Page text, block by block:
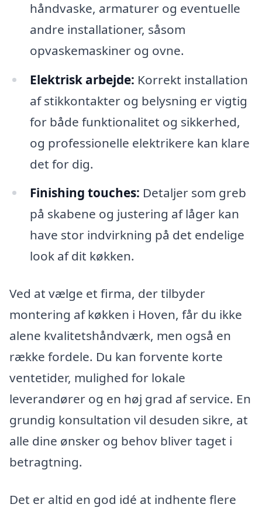
håndvaske, armaturer og eventuelle
andre installationer, såsom
opvaskemaskiner og ovne.
Elektrisk arbejde: Korrekt installation
af stikkontakter og belysning er vigtig
for både funktionalitet og sikkerhed,
og professionelle elektrikere kan klare
det for dig.
Finishing touches: Detaljer som greb
på skabene og justering af låger kan
have stor indvirkning på det endelige
look af dit køkken.
Ved at vælge et firma, der tilbyder
montering af køkken i Hoven, får du ikke
alene kvalitetshåndværk, men også en
række fordele. Du kan forvente korte
ventetider, mulighed for lokale
leverandører og en høj grad af service. En
grundig konsultation vil desuden sikre, at
alle dine ønsker og behov bliver taget i
betragtning.
Det er altid en god idé at indhente flere